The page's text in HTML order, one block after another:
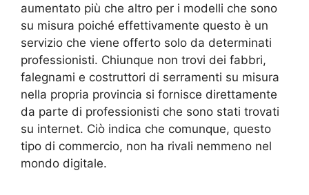
aumentato più che altro per i modelli che sono
su misura poiché effettivamente questo è un
servizio che viene offerto solo da determinati
professionisti. Chiunque non trovi dei fabbri,
falegnami e costruttori di serramenti su misura
nella propria provincia si fornisce direttamente
da parte di professionisti che sono stati trovati
su internet. Ciò indica che comunque, questo
tipo di commercio, non ha rivali nemmeno nel
mondo digitale.